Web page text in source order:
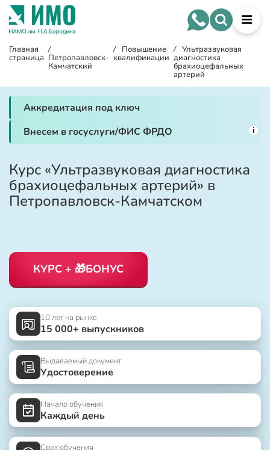
Главная
страница
/
Петропавловск-
Камчатский
/ Повышение
квалификации
/ Ультразвуковая
диагностика
брахиоцефальных
артерий
Аккредитация под ключ
Внесем в госуслуги/ФИС ФРДО
i
Курс «Ультразвуковая диагностика
брахиоцефальных артерий» в
Петропавловск-Камчатском
КУРС + 🎁БОНУС
10 лет на рынке
15 000+ выпускников
Выдаваемый документ
Удостоверение
Начало обучения
Каждый день
Срок обучения